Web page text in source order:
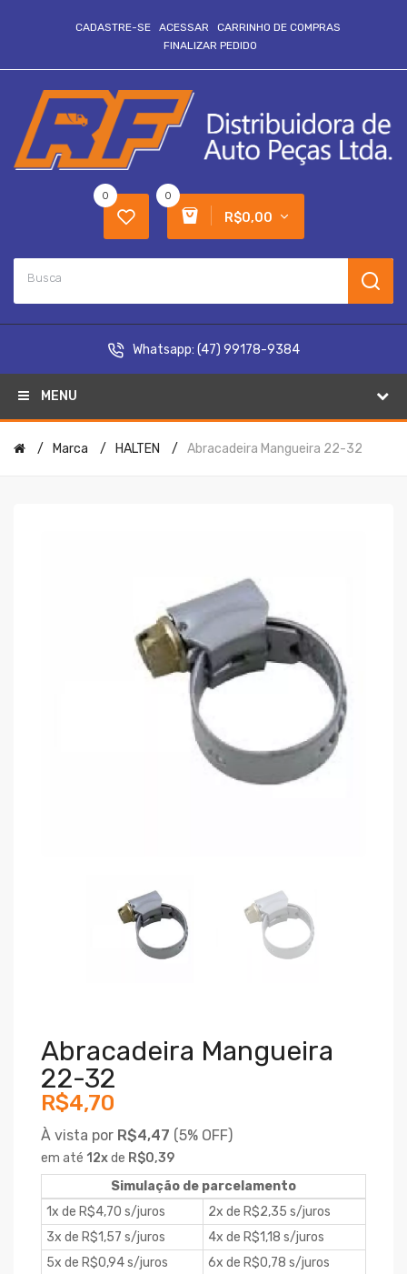
CADASTRE-SE ACESSAR
CARRINHO DE COMPRAS
FINALIZAR PEDIDO
0
R$0,00
0
Whatsapp: (47) 99178-9384
MENU
Marca HALTEN Abracadeira Mangueira 22-32
Abracadeira Mangueira
22-32
R$4,70
À vista por R$4,47 (5% OFF)
em até 12xde R$0,39
Simulação de parcelamento
1x de R$4,70 s/juros
2x de R$2,35 s/juros
3x de R$1,57 s/juros
4x de R$1,18 s/juros
5x de R$0,94 s/juros
6x de R$0,78 s/juros